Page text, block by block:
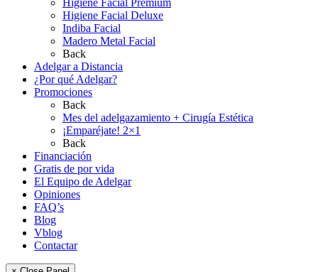
Higiene Facial Deluxe
Indiba Facial
Madero Metal Facial
Back
Adelgar a Distancia
¿Por qué Adelgar?
Promociones
Back
Mes del adelgazamiento + Cirugía Estética
¡Emparéjate! 2×1
Back
Financiación
Gratis de por vida
El Equipo de Adelgar
Opiniones
FAQ’s
Blog
Vblog
Contactar